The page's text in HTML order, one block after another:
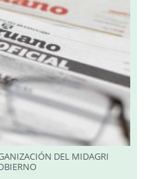
DEL MIDAGRI